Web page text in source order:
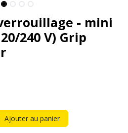
- mini
240 V) Grip
Ajouter au panier